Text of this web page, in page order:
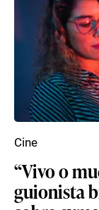
“Vivo o
guionista
Cine